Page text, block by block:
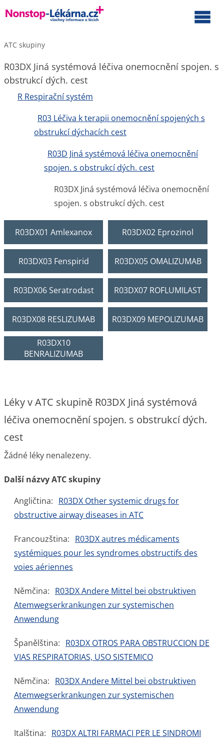
ATC skupiny
R03DX Jiná systémová léčiva onemocnění spojen. s
obstrukcí dých. cest
R Respirační systém
R03 Léčiva k terapii onemocnění spojených s
obstrukcí dýchacích cest
R03D Jiná systémová léčiva onemocnění
spojen. s obstrukcí dých. cest
R03DX Jiná systémová léčiva onemocnění
spojen. s obstrukcí dých. cest
R03DX01 Amlexanox R03DX02 Eprozinol
R03DX03 Fenspirid R03DX05 OMALIZUMAB
R03DX06 Seratrodast R03DX07 ROFLUMILAST
R03DX08 RESLIZUMAB R03DX09 MEPOLIZUMAB
R03DX10
BENRALIZUMAB
Léky v ATC skupině R03DX Jiná systémová
léčiva onemocnění spojen. s obstrukcí dých.
cest
Žádné léky nenalezeny.
Další názvy ATC skupiny
Angličtina: R03DX Other systemic drugs for
obstructive airway diseases in ATC
Francouzština: R03DX autres médicaments
systémiques pour les syndromes obstructifs des
voies aériennes
Němčina: R03DX Andere Mittel bei obstruktiven
Atemwegserkrankungen zur systemischen
Anwendung
Španělština: R03DX OTROS PARA OBSTRUCCION DE
VIAS RESPIRATORIAS, USO SISTEMICO
Němčina: R03DX Andere Mittel bei obstruktiven
Atemwegserkrankungen zur systemischen
Anwendung
Italština: R03DX ALTRI FARMACI PER LE SINDROMI